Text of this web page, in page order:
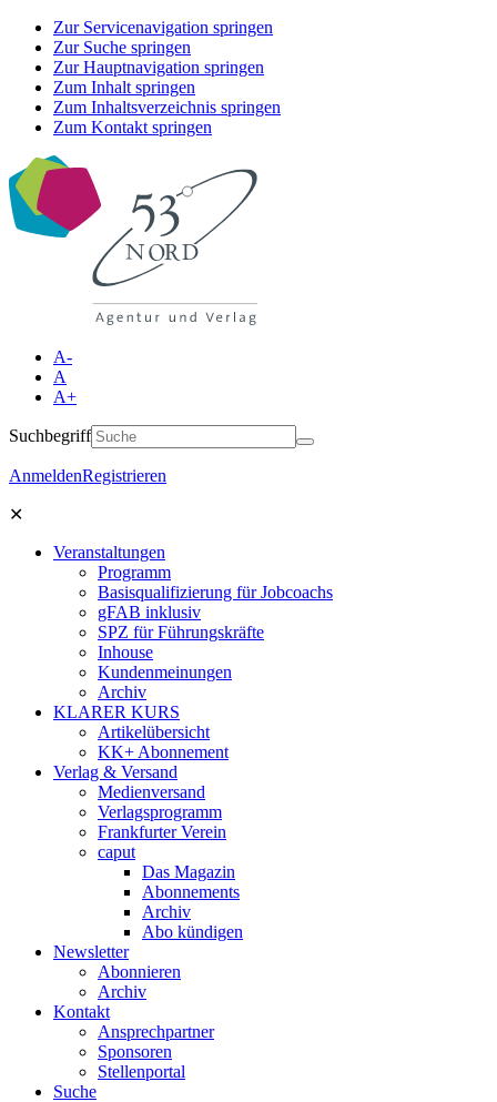
Zur Servicenavigation springen
Zur Suche springen
Zur Hauptnavigation springen
Zum Inhalt springen
Zum Inhaltsverzeichnis springen
Zum Kontakt springen
A-
A
A+
Suchbegriff
AnmeldenRegistrieren
✕
Veranstaltungen
Programm
Basisqualifizierung für Jobcoachs
gFAB inklusiv
SPZ für Führungskräfte
Inhouse
Kundenmeinungen
Archiv
KLARER KURS
Artikelübersicht
KK+ Abonnement
Verlag & Versand
Medienversand
Verlagsprogramm
Frankfurter Verein
caput
Das Magazin
Abonnements
Archiv
Abo kündigen
Newsletter
Abonnieren
Archiv
Kontakt
Ansprechpartner
Sponsoren
Stellenportal
Suche